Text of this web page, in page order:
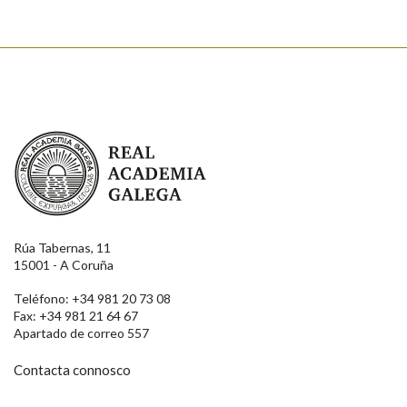
Real Academia Galega
Rúa Tabernas, 11
15001 - A Coruña
Teléfono: +34 981 20 73 08
Fax: +34 981 21 64 67
Apartado de correo 557
Contacta connosco